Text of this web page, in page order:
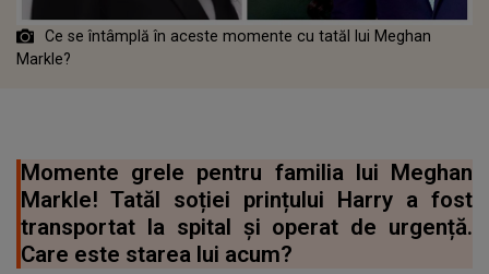
Ce se întâmplă în aceste momente cu tatăl lui Meghan
Markle?
Momente grele pentru familia lui Meghan
Markle! Tatăl soției prințului Harry a fost
transportat la spital și operat de urgență.
Care este starea lui acum?